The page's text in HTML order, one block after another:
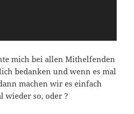
mich bei allen Mithelfenden
bedanken und wenn es mal
machen wir es einfach
wieder so, oder ?